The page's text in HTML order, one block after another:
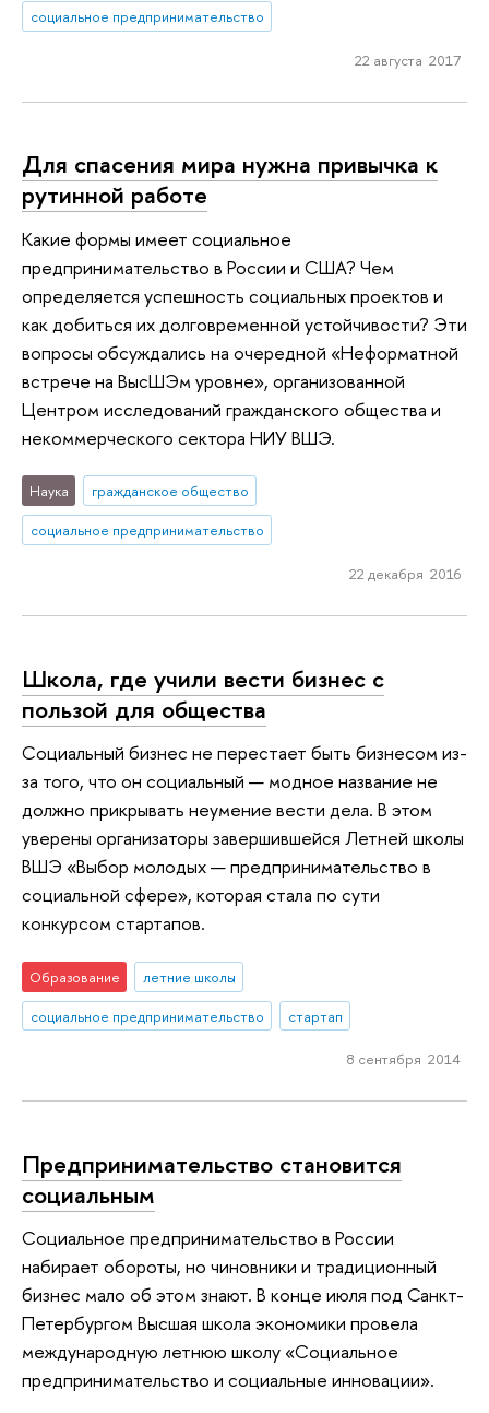
социальное предпринимательство
22 августа 2017
Для спасения мира нужна привычка к
рутинной работе
Какие формы имеет социальное
предпринимательство в России и США? Чем
определяется успешность социальных проектов и
как добиться их долговременной устойчивости? Эти
вопросы обсуждались на очередной «Неформатной
встрече на ВысШЭм уровне», организованной
Центром исследований гражданского общества и
некоммерческого сектора НИУ ВШЭ.
Наука
гражданское общество
социальное предпринимательство
22 декабря 2016
Школа, где учили вести бизнес с
пользой для общества
Социальный бизнес не перестает быть бизнесом из-
за того, что он социальный — модное название не
должно прикрывать неумение вести дела. В этом
уверены организаторы завершившейся Летней школы
ВШЭ «Выбор молодых — предпринимательство в
социальной сфере», которая стала по сути
конкурсом стартапов.
Образование
летние школы
социальное предпринимательство
стартап
8 сентября 2014
Предпринимательство становится
социальным
Социальное предпринимательство в России
набирает обороты, но чиновники и традиционный
бизнес мало об этом знают. В конце июля под Санкт-
Петербургом Высшая школа экономики провела
международную летнюю школу «Социальное
предпринимательство и социальные инновации».